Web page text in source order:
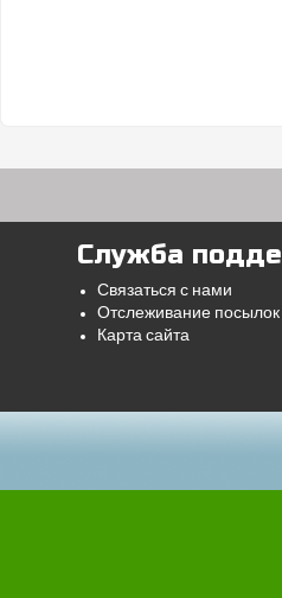
Служба
Связаться с нами
Отслеживание посылок
Карта сайта